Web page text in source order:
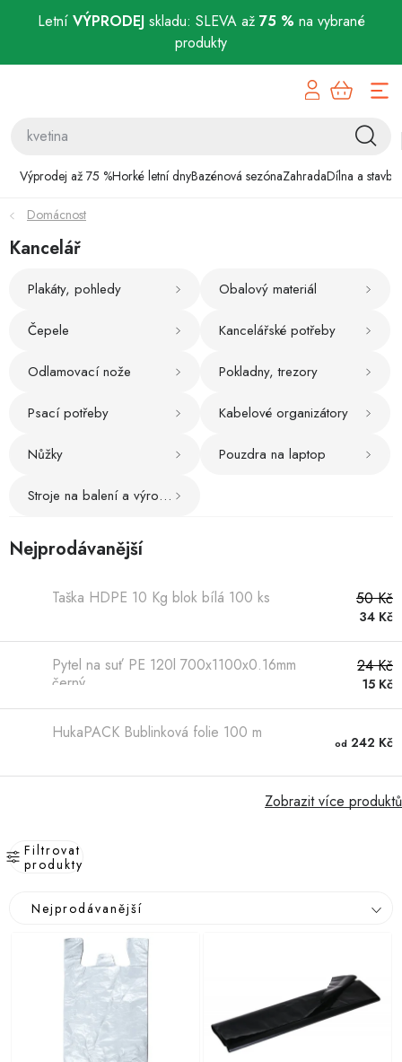
Letní VÝPRODEJskladu: SLEVA až 75 % na vybrané
produkty
Výprodej až 75 %Horké letní dnyBazénová sezónaZahradaDílna a stavba
Bazénová sezóna
Zahrada
Chovatelské potřeby
Hobby
Dětské zboží a hračky
Novinky
World Cleanup Day
Akční ceny
Půjčovna Kontaktuje nás
Obchodní podmínky
Vrácení a reklamace
Podmínky ochrany osobních údajů
Zásady používání cookies
O nás Blog
Domácnost
Kancelář
Plakáty, pohledy Obalový materiál
Čepele Kancelářské potřeby
Odlamovací nože Pokladny, trezory
Psací potřeby Kabelové organizátory
Nůžky Pouzdra na laptop
Stroje na balení a výrobu výplně
Nejprodávanější
Taška HDPE 10 Kg blok bílá 100 ks 50 Kč
34 Kč
Pytel na suť PE 120l 700x1100x0.16mm
černý
24 Kč
15 Kč
HukaPACK Bublinková folie 100 m
od 242 Kč
Zobrazit více produktů
Filtrovat
produkty
Nejprodávanější